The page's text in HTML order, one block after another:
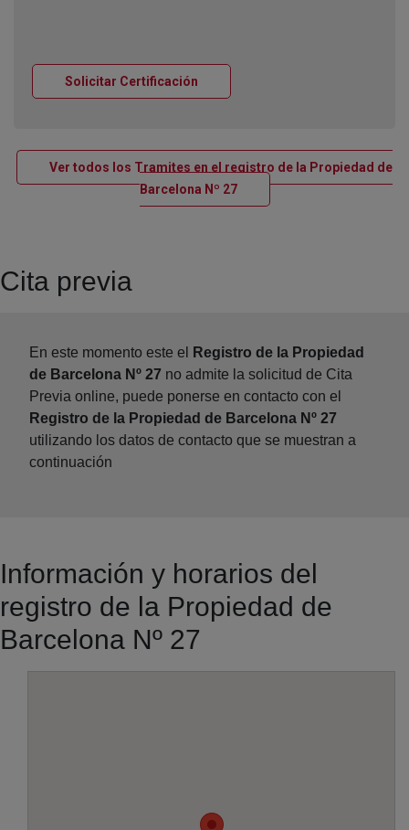
Solicitar Certificación
Ver todos los Tramites en el registro de la Propiedad de
Barcelona Nº 27Ventana nueva
Cita previa
En este momento este el
Registro de la Propiedad
de Barcelona Nº 27 no admite la solicitud de Cita
Previa online, puede ponerse en contacto con el
Registro de la Propiedad de Barcelona Nº 27
utilizando los datos de contacto que se muestran a
continuación
Información y horarios del
registro de la Propiedad de
Barcelona Nº 27